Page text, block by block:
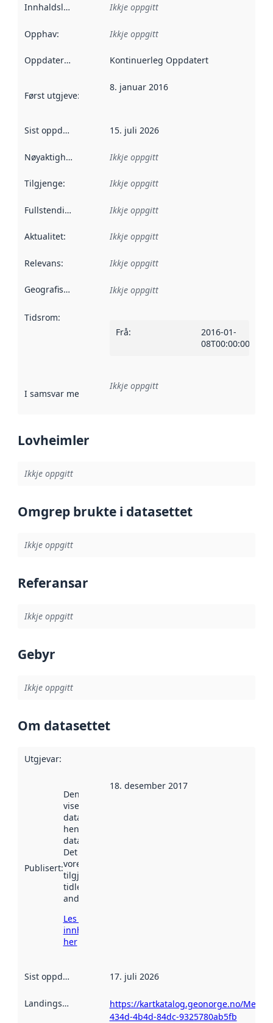
Innhaldsleverandørar :
Ikkje oppgitt
Opphav: Ikkje oppgitt
Oppdateringsfrekvens :
Kontinuerleg Oppdatert
Først utgjeve: Denne datoen seier når dataa i dette
8. januar 2016
Sist oppdatert 15. juli 2026
Nøyaktigheit Ikkje oppgitt
Tilgjenge: Ikkje oppgitt
Fullstendigheit Ikkje oppgitt
Aktualitet: Ikkje oppgitt
Relevans: Ikkje oppgitt
Geografisk område Ikkje oppgitt
Tidsrom:
Frå:
2016-01-
08T00:00:00Z
I samsvar med Referanse til ei implementeringsregel eller
Ikkje oppgitt
Lovheimler
Ikkje oppgitt
Omgrep brukte i datasettet
Ikkje oppgitt
Referansar
Ikkje oppgitt
Gebyr
Ikkje oppgitt
Om datasettet
Utgjevar:
Publisert:
Denne datoen
viser når
datasettet vart
henta inn av
data.norge.no.
Det kan ha
vore
tilgjengeleg
tidlegare
andre stader.
Les meir om
innhenting
her
18. desember 2017
Sist oppdatert 17. juli 2026
Landingsside
https://kartkatalog.geonorge.no/
434d-4b4d-84dc-9325780ab5fb